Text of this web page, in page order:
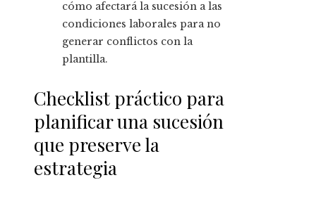
cómo afectará la sucesión a las
condiciones laborales para no
generar conflictos con la
plantilla.
Checklist práctico para
planificar una sucesión
que preserve la
estrategia